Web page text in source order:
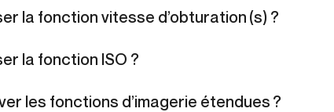
la fonction vitesse d’obturation (s) ?
la fonction ISO ?
les fonctions d’imagerie étendues ?